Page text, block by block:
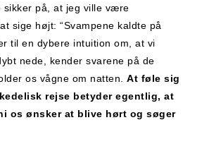
sikker på, at jeg ville være
sige højt: “Svampene kaldte på
til en dybere intuition om, at vi
nede, kender svarene på de
os vågne om natten.At føle sig
rejse betyder egentlig, at
os ønsker at blive hørt og søger